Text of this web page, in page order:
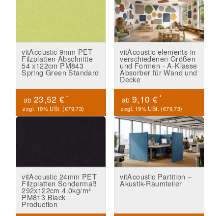
vitAcoustic 9mm PET
Filzplatten Abschnitte
54 x122cm PM843
Spring Green Standard
ab 23,52 €*
zzgl. 19% USt. (€79.73)
vitAcoustic elements in
verschiedenen Größen
und Formen - A-Klasse
Absorber für Wand und
Decke
ab 9,10 €*
zzgl. 19% USt. (€79.73)
vitAcoustic 24mm PET
Filzplatten Sondermaß
292x122cm 4.0kg/m²
PM813 Black
Production
vitAcoustic Partition –
Akustik-Raumteiler